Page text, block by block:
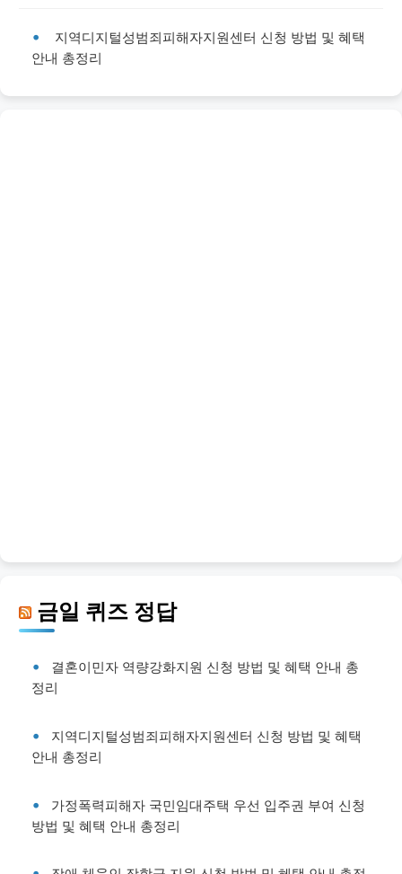
지역디지털성범죄피해자지원센터 신청 방법 및 혜택
안내 총정리
금일 퀴즈 정답
결혼이민자 역량강화지원 신청 방법 및 혜택 안내 총
정리
지역디지털성범죄피해자지원센터 신청 방법 및 혜택
안내 총정리
가정폭력피해자 국민임대주택 우선 입주권 부여 신청
방법 및 혜택 안내 총정리